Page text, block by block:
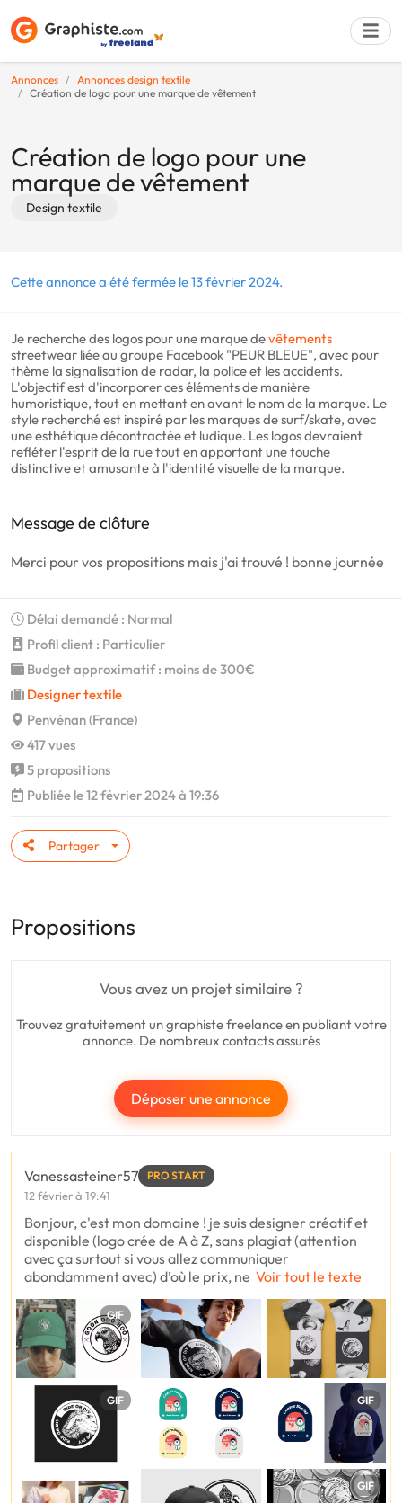
Annonces
Annonces design textile
Création de logo pour une marque de vêtement
Création de logo pour une
marque de vêtement
Design textile
Cette annonce a été fermée le 13 février 2024.
Je recherche des logos pour une marque devêtements
streetwear liée au groupe Facebook "PEUR BLEUE", avec pour
thème la signalisation de radar, la police et les accidents.
L'objectif est d'incorporer ces éléments de manière
humoristique, tout en mettant en avant le nom de la marque. Le
style recherché est inspiré par les marques de surf/skate, avec
une esthétique décontractée et ludique. Les logos devraient
refléter l'esprit de la rue tout en apportant une touche
distinctive et amusante à l'identité visuelle de la marque.
Message de clôture
Merci pour vos propositions mais j'ai trouvé ! bonne journée
Délai demandé : Normal
Profil client : Particulier
Budget approximatif : moins de 300€
Designer textile
Penvénan (France)
417 vues
5 propositions
Publiée le 12 février 2024 à 19:36
Partager
Propositions
Vous avez un projet similaire ?
Trouvez gratuitement un graphiste freelance en publiant votre
annonce. De nombreux contacts assurés
Déposer une annonce
Vanessasteiner57 PRO START
12 février à 19:41
Bonjour, c'est mon domaine ! je suis designer créatif et
disponible (logo crée de A à Z, sans plagiat (attention
avec ça surtout si vous allez communiquer
abondamment avec) d’où le prix, ne Voir tout le texte
GIF
GIF GIF
GIF